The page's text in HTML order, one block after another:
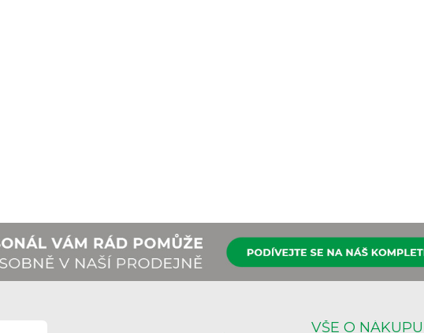
VŠE O NÁKUPU